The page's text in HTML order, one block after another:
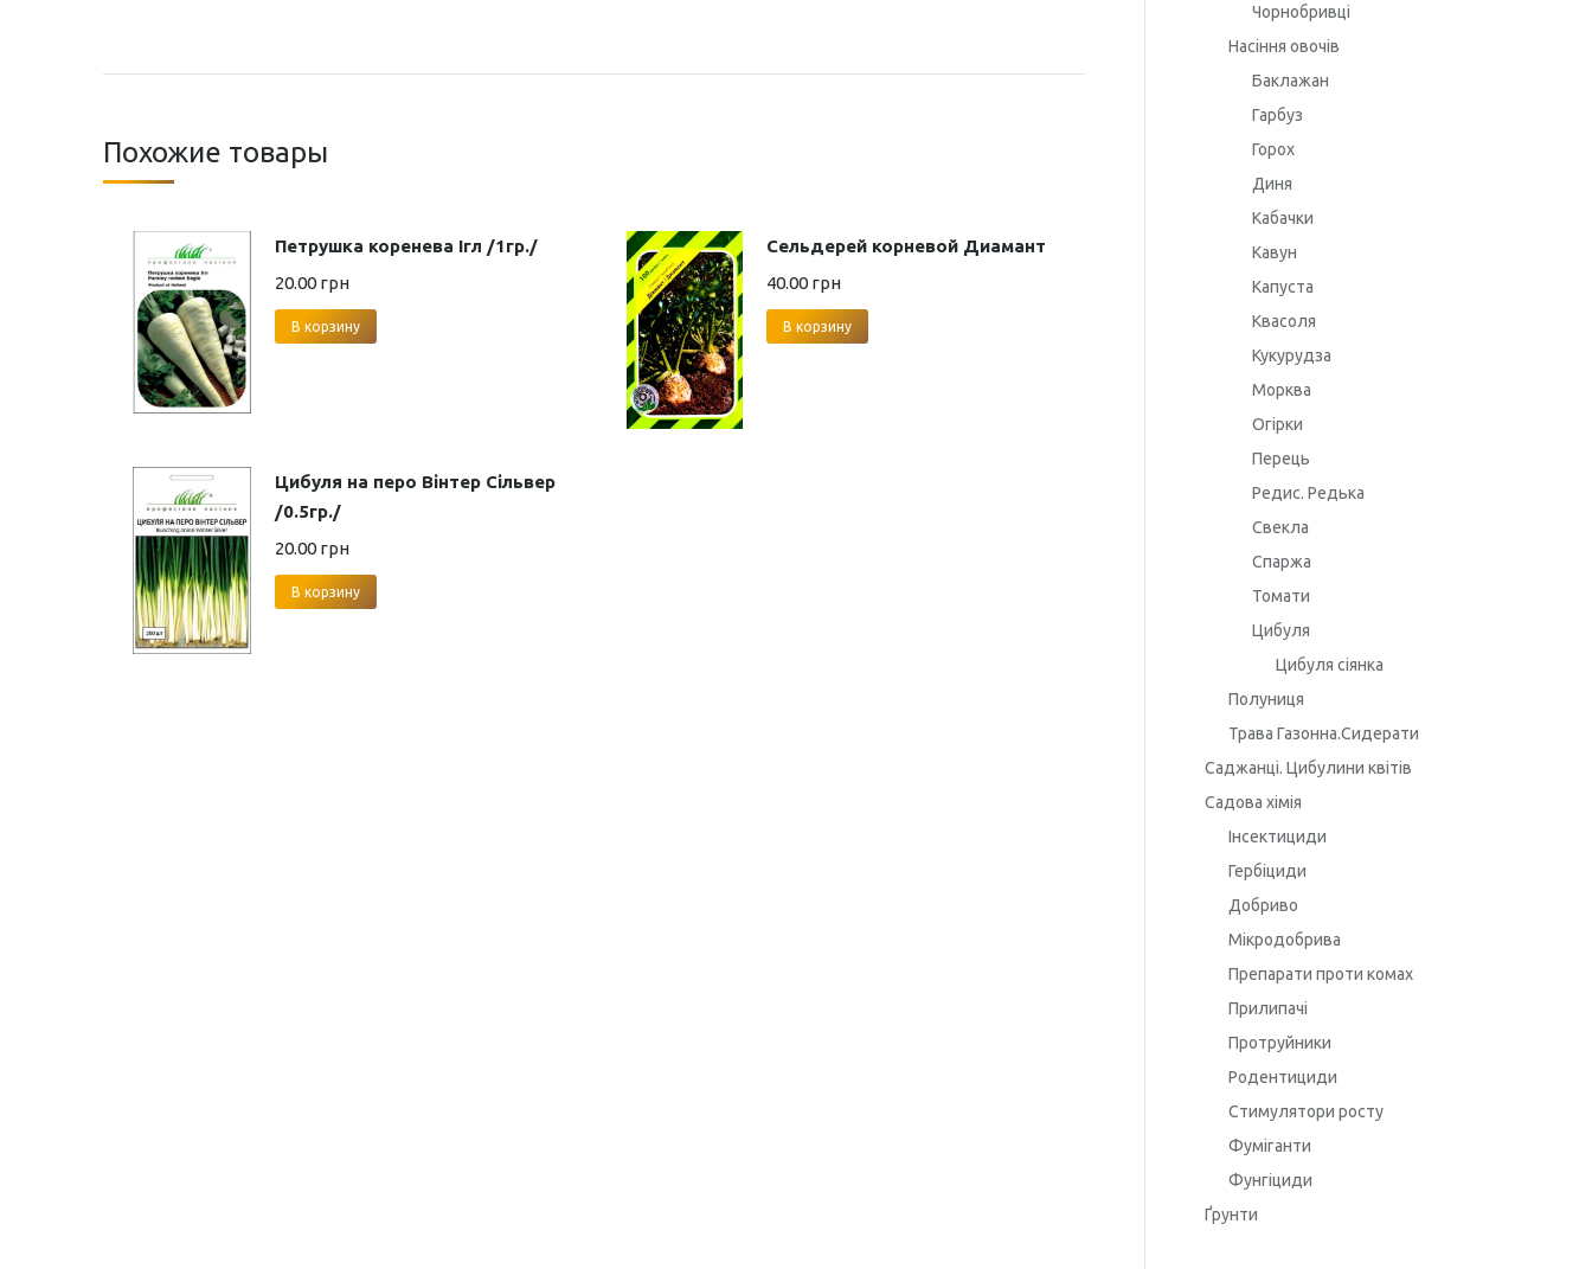
Похожие товары
Петрушка коренева Ігл /1гр./
20.00 грн
В корзину
Сельдерей корневой Диамант
40.00 грн
В корзину
Цибуля на перо Вінтер Сільвер
/0.5гр./
20.00 грн
В корзину
Чорнобривці
Насіння овочів
Баклажан
Гарбуз
Горох
Диня
Кабачки
Кавун
Капуста
Квасоля
Кукурудза
Морква
Огірки
Перець
Редис. Редька
Свекла
Спаржа
Томати
Цибуля
Цибуля сіянка
Полуниця
Трава Газонна.Сидерати
Саджанці. Цибулини квітів
Садова хімія
Інсектициди
Гербіциди
Добриво
Мікродобрива
Препарати проти комах
Прилипачі
Протруйники
Родентициди
Стимулятори росту
Фуміганти
Фунгіциди
Ґрунти